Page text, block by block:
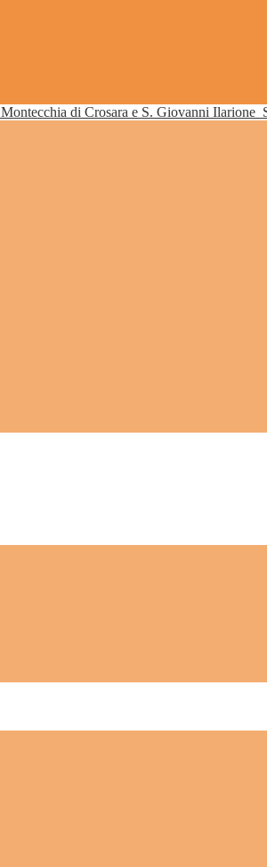
Montecchia di Crosara e S. Giovanni Ilarione